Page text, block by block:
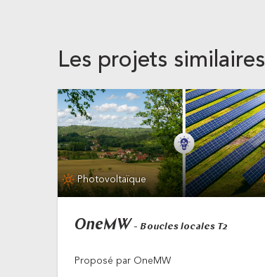
Les projets similaires
Photovoltaïque
OneMW - Boucles locales T2
Proposé par OneMW